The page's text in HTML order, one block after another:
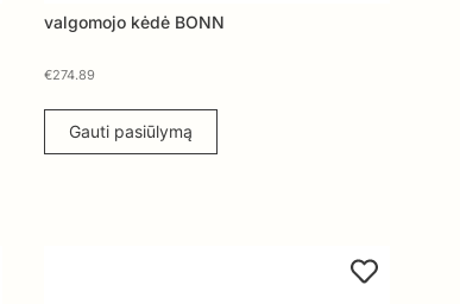
valgomojo kėdė BONN
€274.89
Gauti pasiūlymą